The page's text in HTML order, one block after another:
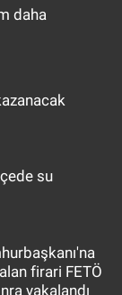
daha
su
firari FETÖ
yakalandı